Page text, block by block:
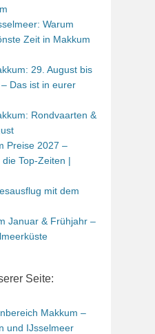
Warum
Zeit in Makkum
29. August bis
Das ist in eurer
Rondvaarten &
Preise 2027 –
Top-Zeiten |
mit dem
Januar & Frühjahr –
Seite:
Makkum –
und IJsselmeer